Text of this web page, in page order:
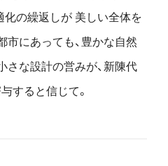
化の繰返しが 美しい全体を
市にあっても、豊かな自然
さな設計の営みが、新陳代
すると信じて。